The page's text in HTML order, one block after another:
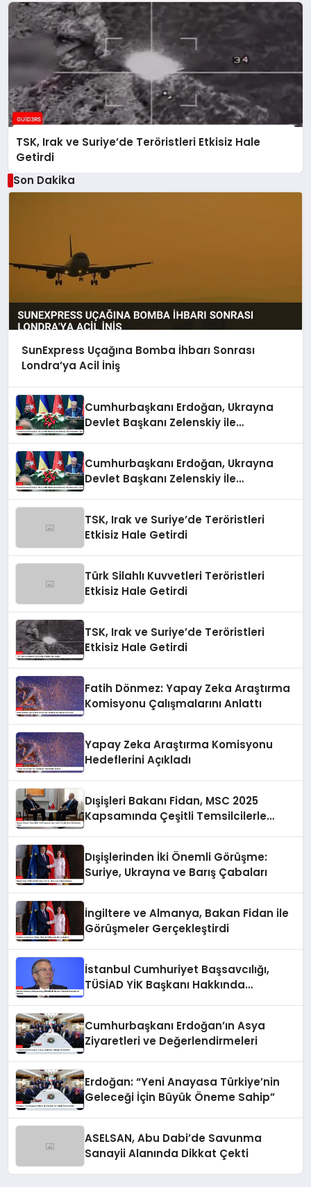
TSK, Irak ve Suriye’de Teröristleri Etkisiz Hale
Getirdi
Son Dakika
SunExpress Uçağına Bomba İhbarı Sonrası
Londra’ya Acil İniş
Cumhurbaşkanı Erdoğan, Ukrayna
Devlet Başkanı Zelenskiy ile
Cumhurbaşkanı Erdoğan, Ukrayna
Devlet Başkanı Zelenskiy İle
TSK, Irak ve Suriye’de Teröristleri
Etkisiz Hale Getirdi
Türk Silahlı Kuvvetleri Teröristleri
Etkisiz Hale Getirdi
TSK, Irak ve Suriye’de Teröristleri
Etkisiz Hale Getirdi
Fatih Dönmez: Yapay Zeka Araştırma
Komisyonu Çalışmalarını Anlattı
Yapay Zeka Araştırma Komisyonu
Hedeflerini Açıkladı
Dışişleri Bakanı Fidan, MSC 2025
Kapsamında Çeşitli Temsilcilerle
Dışişlerinden İki Önemli Görüşme:
Suriye, Ukrayna ve Barış Çabaları
İngiltere ve Almanya, Bakan Fidan ile
Görüşmeler Gerçekleştirdi
İstanbul Cumhuriyet Başsavcılığı,
TÜSİAD YİK Başkanı Hakkında
Cumhurbaşkanı Erdoğan’ın Asya
Ziyaretleri ve Değerlendirmeleri
Erdoğan: “Yeni Anayasa Türkiye’nin
Geleceği İçin Büyük Öneme Sahip”
ASELSAN, Abu Dabi’de Savunma
Sanayii Alanında Dikkat Çekti